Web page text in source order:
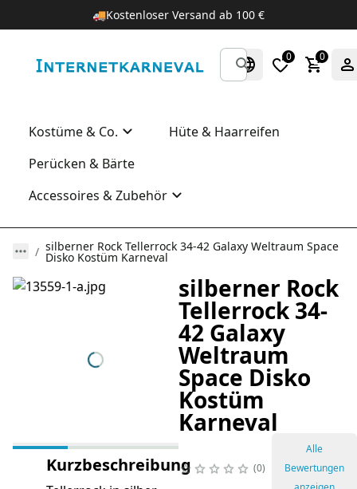
🚚Kostenloser Versand ab 100 €
0 0
Kostüme & Co.
Hüte & Haarreifen
Perücken & Bärte
Accessoires & Zubehör
silberner Rock Tellerrock 34-42 Galaxy Weltraum Space
Disko Kostüm Karneval
Kurzbeschreibung
silberner Rock
Tellerrock 34-
42 Galaxy
Weltraum
Space Disko
Kostüm
Karneval
0
Alle
Bewertungen